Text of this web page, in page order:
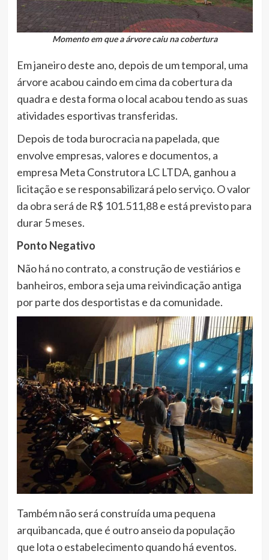
Momento em que a árvore caiu na cobertura
Em janeiro deste ano, depois de um temporal, uma
árvore acabou caindo em cima da cobertura da
quadra e desta forma o local acabou tendo as suas
atividades esportivas transferidas.
Depois de toda burocracia na papelada, que
envolve empresas, valores e documentos, a
empresa Meta Construtora LC LTDA, ganhou a
licitação e se responsabilizará pelo serviço. O valor
da obra será de R$ 101.511,88 e está previsto para
durar 5 meses.
Ponto Negativo
Não há no contrato, a construção de vestiários e
banheiros, embora seja uma reivindicação antiga
por parte dos desportistas e da comunidade.
Também não será construída uma pequena
arquibancada, que é outro anseio da população
que lota o estabelecimento quando há eventos.